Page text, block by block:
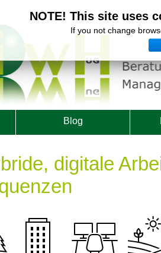
NOTE! This site uses
If you not change
Blog
digitale